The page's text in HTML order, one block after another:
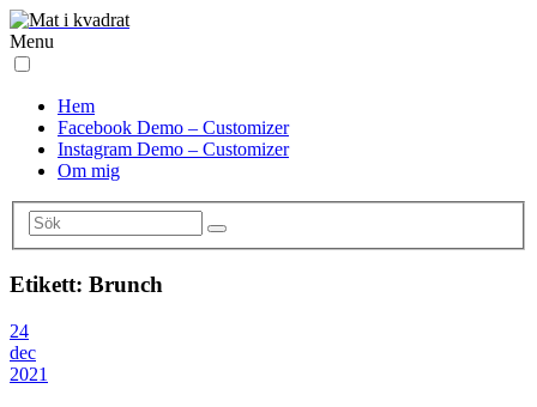
Menu
Hem
Facebook Demo – Customizer
Instagram Demo – Customizer
Om mig
Etikett: Brunch
24
dec
2021